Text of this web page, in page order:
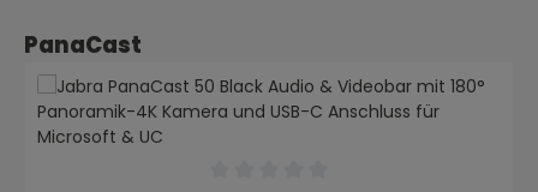
Produktgalerie überspringen
PanaCast